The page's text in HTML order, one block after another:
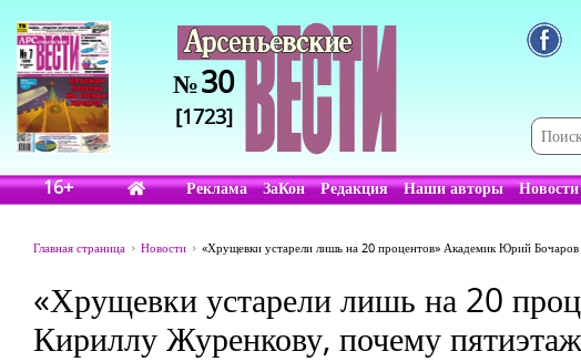
№30
[1723]
16+ Реклама ЗаКон Редакция Наши авторы Новости
Главная страница Новости «Хрущевки устарели лишь на 20 процентов» Академик Юрий Бочаров
«Хрущевки устарели лишь на 20
Кириллу Журенкову, почему